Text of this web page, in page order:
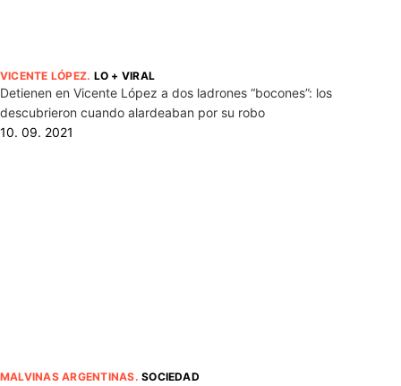
VICENTE LÓPEZ. LO + VIRAL
Detienen en Vicente López a dos ladrones “bocones”: los
descubrieron cuando alardeaban por su robo
10. 09. 2021
MALVINAS ARGENTINAS.SOCIEDAD